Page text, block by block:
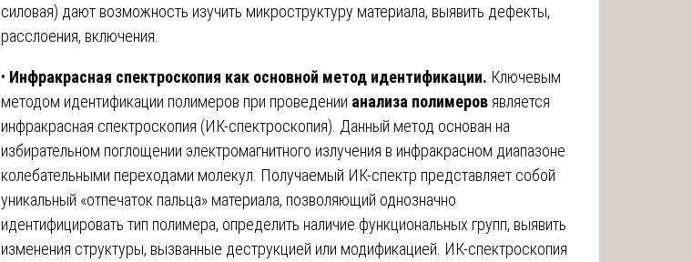
силовая) дают возможность изучить микроструктуру материала, выявить дефекты,
расслоения, включения.
• Инфракрасная спектроскопия как основной метод идентификации. Ключевым
методом идентификации полимеров при проведении анализа полимеров является
инфракрасная спектроскопия (ИК-спектроскопия). Данный метод основан на
избирательном поглощении электромагнитного излучения в инфракрасном диапазоне
колебательными переходами молекул. Получаемый ИК-спектр представляет собой
уникальный «отпечаток пальца» материала, позволяющий однозначно
идентифицировать тип полимера, определить наличие функциональных групп, выявить
изменения структуры, вызванные деструкцией или модификацией. ИК-спектроскопия